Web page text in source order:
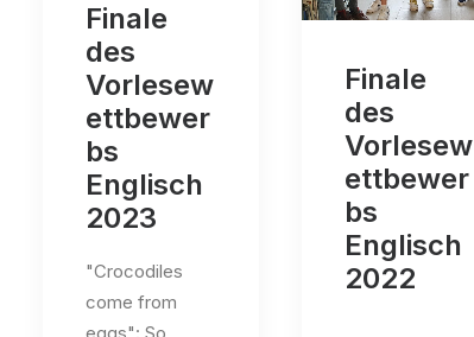
Finale
des
Vorlesew
ettbewer
bs
Englisch
2023
"Crocodiles
come from
Finale
des
Vorlesew
ettbewer
bs
Englisch
2022